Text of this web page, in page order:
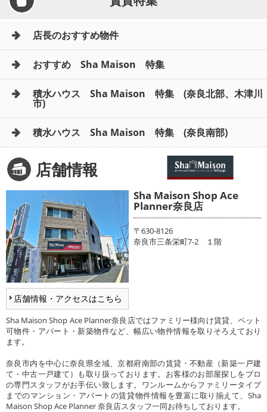
店長のおすすめ物件
おすすめ Sha Maison 特集
積水ハウス Sha Maison 特集 (奈良北部、木津川
市)
積水ハウス Sha Maison 特集 (奈良南部)
店舗情報
店舗情報・アクセスはこちら
Sha Maison Shop Ace
Planner奈良店
〒630-8126
奈良市三条栄町7-2 １階
Sha Maison Shop Ace Planner奈良店ではファミリー様向け賃貸、ペット
可物件・アパート・新築物件など、幅広い物件情報を取りそろえており
ます。
奈良市内を中心に奈良県全域、京都府南部の賃貸・不動産（新築一戸建
て・中古一戸建て）も取り扱っております。お客様のお部屋探しをプロ
の専門スタッフがお手伝い致します。ワンルームからファミリータイプ
までのマンション・アパートの賃貸物件情報を豊富に取り揃えて、Sha
Maison Shop Ace Planner 奈良店スタッフ一同お待ちしております。